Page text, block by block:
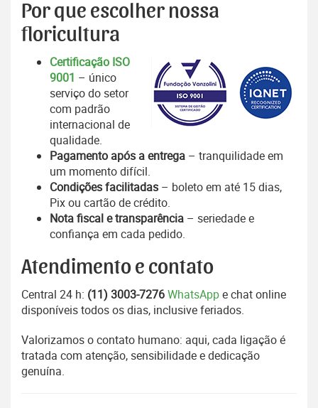
Por que escolher nossa
floricultura
Certificação ISO
9001 – único
serviço do setor
com padrão
internacional de
qualidade.
Pagamento após a entrega – tranquilidade em
um momento difícil.
Condições facilitadas – boleto em até 15 dias,
Pix ou cartão de crédito.
Nota fiscal e transparência – seriedade e
confiança em cada pedido.
Atendimento e contato
Central 24 h: (11) 3003-7276WhatsAppe chat online
disponíveis todos os dias, inclusive feriados.
Valorizamos o contato humano: aqui, cada ligação é
tratada com atenção, sensibilidade e dedicação
genuína.